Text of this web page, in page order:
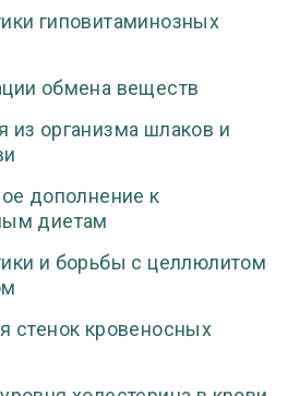
гиповитаминозных
обмена веществ
из организма шлаков и
дополнение к
диетам
и борьбы с целлюлитом
стенок кровеносных